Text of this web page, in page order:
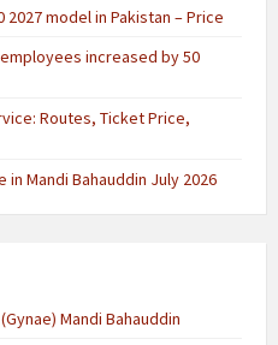
2027 model in Pakistan – Price
increased by 50
Routes, Ticket Price,
in Mandi Bahauddin July 2026
Mandi Bahauddin